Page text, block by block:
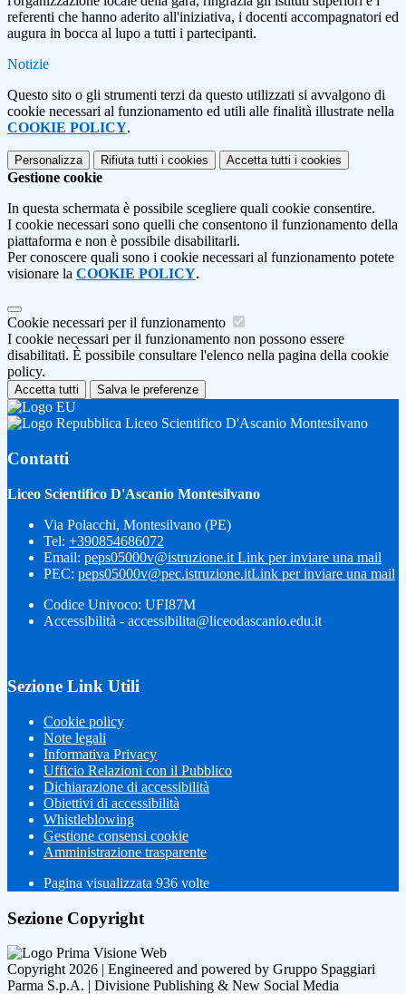
referenti che hanno aderito all'iniziativa, i docenti accompagnatori ed
augura in bocca al lupo a tutti i partecipanti.
Notizie
Questo sito o gli strumenti terzi da questo utilizzati si avvalgono di
cookie necessari al funzionamento ed utili alle finalità illustrate nella
COOKIE POLICY.
Personalizza Rifiuta tutti i cookies Accetta tutti i cookies
Gestione cookie
In questa schermata è possibile scegliere quali cookie consentire.
I cookie necessari sono quelli che consentono il funzionamento della
piattaforma e non è possibile disabilitarli.
Per conoscere quali sono i cookie necessari al funzionamento potete
visionare la COOKIE POLICY.
Cookie necessari per il funzionamento
I cookie necessari per il funzionamento non possono essere
disabilitati. È possibile consultare l'elenco nella pagina della cookie
policy.
Accetta tutti Salva le preferenze
Liceo Scientifico D'Ascanio Montesilvano
Contatti
Liceo Scientifico D'Ascanio Montesilvano
Via Polacchi, Montesilvano (PE)
Tel: +390854686072
Email: peps05000v@istruzione.it Link per inviare una mail
PEC: peps05000v@pec.istruzione.itLink per inviare una mail
Codice Univoco: UFI87M
Accessibilità - accessibilita@liceodascanio.edu.it
Sezione Link Utili
Cookie policy
Note legali
Informativa Privacy
Ufficio Relazioni con il Pubblico
Dichiarazione di accessibilità
Obiettivi di accessibilità
Whistleblowing
Gestione consensi cookie
Amministrazione trasparente
Pagina visualizzata 936 volte
Sezione Copyright
Copyright 2026 | Engineered and powered by Gruppo Spaggiari
Parma S.p.A. | Divisione Publishing & New Social Media